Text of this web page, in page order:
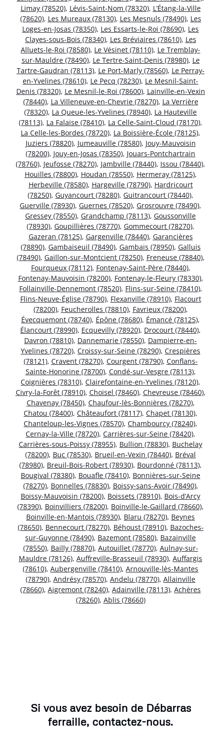
Limay (78520), Lévis-Saint-Nom (78320), L’Étang-la-Ville
(78620), Les Mureaux (78130), Les Mesnuls (78490), Les
Loges-en-Josas (78350), Les Essarts-le-Roi (78690), Les
Clayes-sous-Bois (78340), Les Bréviaires (78610), Les
Alluets-le-Roi (78580), Le Vésinet (78110), Le Tremblay-
sur-Mauldre (78490), Le Tertre-Saint-Denis (78980), Le
Tartre-Gaudran (78113), Le Port-Marly (78560), Le Perray-
en-Yvelines (78610), Le Pecq (78230), Le Mesnil-Saint-
Denis (78320), Le Mesnil-le-Roi (78600), Lainville-en-Vexin
(78440), La Villeneuve-en-Chevrie (78270), La Verrière
(78320), La Queue-les-Yvelines (78940), La Hauteville
(78113), La Falaise (78410), La Celle-Saint-Cloud (78170),
La Celle-les-Bordes (78720), La Boissière-École (78125),
Juziers (78820), Jumeauville (78580), Jouy-Mauvoisin
(78200), Jouy-en-Josas (78350), Jouars-Pontchartrain
(78760), Jeufosse (78270), Jambville (78440), Issou (78440),
Houilles (78800), Houdan (78550), Hermeray (78125),
Herbeville (78580), Hargeville (78790), Hardricourt
(78250), Guyancourt (78280), Guitrancourt (78440),
Guerville (78930), Guernes (78520), Grosrouvre (78490),
Gressey (78550), Grandchamp (78113), Goussonville
(78930), Goupillières (78770), Gommecourt (78270),
Gazeran (78125), Gargenville (78440), Garancières
(78890), Gambaiseuil (78490), Gambais (78950), Galluis
(78490), Gaillon-sur-Montcient (78250), Freneuse (78840),
Fourqueux (78112), Fontenay-Saint-Père (78440),
Fontenay-Mauvoisin (78200), Fontenay-le-Fleury (78330),
Follainville-Dennemont (78520), Flins-sur-Seine (78410),
Flins-Neuve-Église (78790), Flexanville (78910), Flacourt
(78200), Feucherolles (78810), Favrieux (78200),
Évecquemont (78740), Épône (78680), Émancé (78125),
Élancourt (78990), Ecquevilly (78920), Drocourt (78440),
Davron (78810), Dannemarie (78550), Dampierre-en-
Yvelines (78720), Croissy-sur-Seine (78290), Crespières
(78121), Cravent (78270), Courgent (78790), Conflans-
Sainte-Honorine (78700), Condé-sur-Vesgre (78113),
Coignières (78310), Clairefontaine-en-Yvelines (78120),
Civry-la-Forêt (78910), Choisel (78460), Chevreuse (78460),
Chavenay (78450), Chaufour-lès-Bonnières (78270),
Chatou (78400), Châteaufort (78117), Chapet (78130),
Chanteloup-les-Vignes (78570), Chambourcy (78240),
Cernay-la-Ville (78720), Carrières-sur-Seine (78420),
Carrières-sous-Poissy (78955), Bullion (78830), Buchelay
(78200), Buc (78530), Brueil-en-Vexin (78440), Bréval
(78980), Breuil-Bois-Robert (78930), Bourdonné (78113),
Bougival (78380), Bouafle (78410), Bonnières-sur-Seine
(78270), Bonnelles (78830), Boissy-sans-Avoir (78490),
Boissy-Mauvoisin (78200), Boissets (78910), Bois-d’Arcy
(78390), Boinvilliers (78200), Boinville-le-Gaillard (78660),
Boinville-en-Mantois (78930), Blaru (78270), Beynes
(78650), Bennecourt (78270), Béhoust (78910), Bazoches-
sur-Guyonne (78490), Bazemont (78580), Bazainville
(78550), Bailly (78870), Autouillet (78770), Aulnay-sur-
Mauldre (78126), Auffreville-Brasseuil (78930), Auffargis
(78610), Aubergenville (78410), Arnouville-lès-Mantes
(78790), Andrésy (78570), Andelu (78770), Allainville
(78660), Aigremont (78240), Adainville (78113), Achères
(78260), Ablis (78660)
Si vous avez besoin de Débarras
ferraille, contactez-nous.